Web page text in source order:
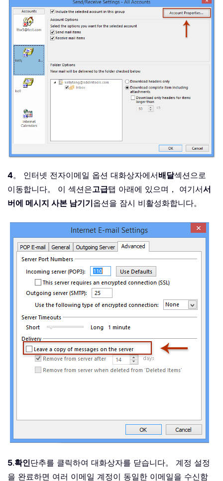
4。 인터넷 전자이메일 옵션 대화상자에서배달섹션으로
이동합니다。 이 섹션은고급탭 아래에 있으며， 여기서서
버에 메시지 사본 남기기옵션을 잠시 비활성화합니다。
5.확인단추를 클릭하여 대화상자를 닫습니다。 계정 설정
을 완료하면 여러 이메일 계정이 동일한 이메일을 수신함